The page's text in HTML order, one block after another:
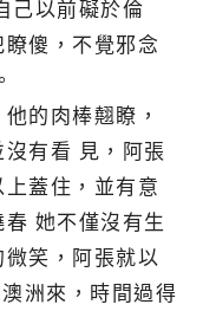
己以前礙於倫
傻，不覺邪念
的肉棒翹瞭，
有看 見，阿張
蓋住，並有意
她不僅沒有生
笑，阿張就以
洲來，時間過得